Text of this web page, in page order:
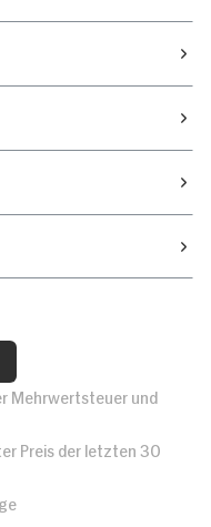
Mehrwertsteuer und
Preis der letzten 30